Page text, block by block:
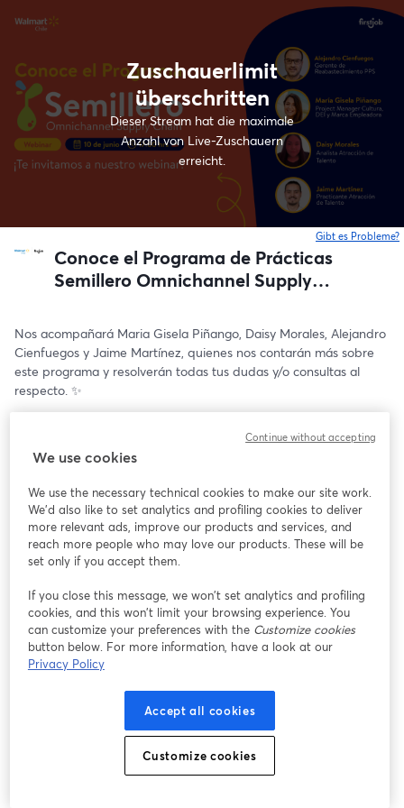
Zuschauerlimit
überschritten
Dieser Stream hat die maximale
Anzahl von Live-Zuschauern
erreicht.
Gibt es Probleme?
Conoce el Programa de Prácticas
Semillero Omnichannel Supply
Nos acompañará Maria Gisela Piñango, Daisy Morales, Alejandro
Cienfuegos y Jaime Martínez, quienes nos contarán más sobre
este programa y resolverán todas tus dudas y/o consultas al
respecto. ✨
Comercial e Ing. en Comercio Exterior, Informática o Contador
Auditor, ¡te esperamos! ⭐️
🗓️ Lunes 10 de junio a las 17:00 hrs.
⏰ 17:00 hrs (CL🇨🇱)
¡Aprovecha esta oportunidad! De las generaciones anteriores, ¡un
We use cookies
We use the necessary technical cookies to make our site work.
We'd also like to set analytics and profiling cookies to deliver
more relevant ads, improve our products and services, and
reach more people who may love our products. These will be
set only if you accept them.
If you close this message, we won’t set analytics and profiling
cookies, and this won’t limit your browsing experience. You
can customize your preferences with the Customize cookies
button below. For more information, have a look at our
Privacy Policy
Accept all cookies
Customize cookies
Continue without accepting